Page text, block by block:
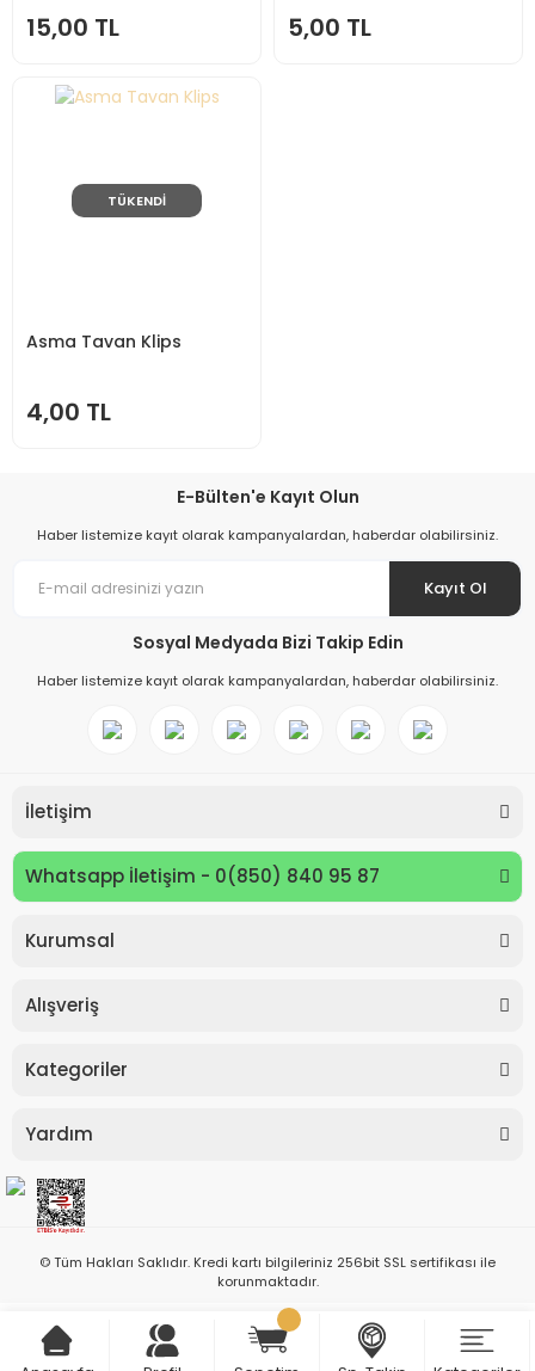
15,00 TL 5,00 TL
TÜKENDİ
Asma Tavan Klips
4,00 TL
E-Bülten'e Kayıt Olun
Haber listemize kayıt olarak kampanyalardan, haberdar olabilirsiniz.
Kayıt Ol
Sosyal Medyada Bizi Takip Edin
Haber listemize kayıt olarak kampanyalardan, haberdar olabilirsiniz.
İletişim
Whatsapp İletişim - 0(850) 840 95 87
Kurumsal
Alışveriş
Kategoriler
Yardım
© Tüm Hakları Saklıdır. Kredi kartı bilgileriniz 256bit SSL sertifikası ile
korunmaktadır.